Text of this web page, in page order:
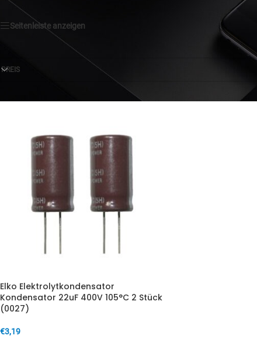
Seitenleiste anzeigen
PREIS
Elko Elektrolytkondensator
Kondensator 22uF 400V 105°C 2 Stück
(0027)
€3,19